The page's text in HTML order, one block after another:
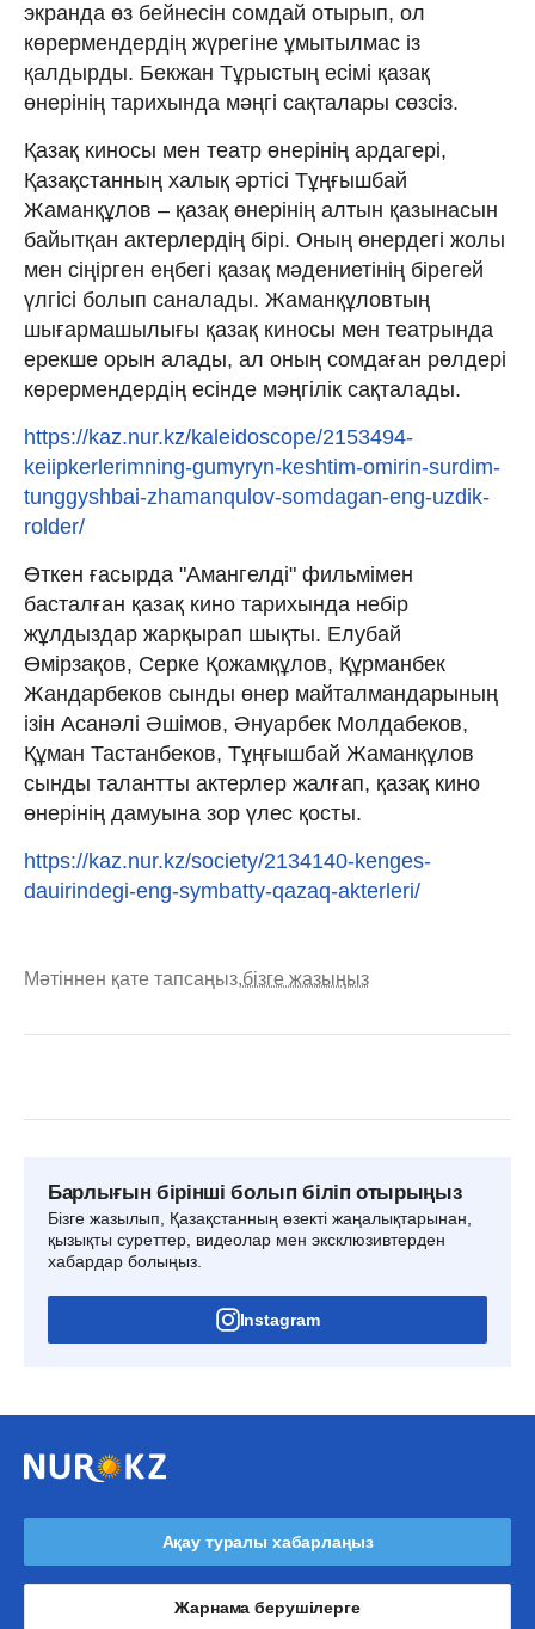
экранда өз бейнесін сомдай отырып, ол
көрермендердің жүрегіне ұмытылмас із
қалдырды. Бекжан Тұрыстың есімі қазақ
өнерінің тарихында мәңгі сақталары сөзсіз.
Қазақ киносы мен театр өнерінің ардагері,
Қазақстанның халық әртісі Тұңғышбай
Жаманқұлов – қазақ өнерінің алтын қазынасын
байытқан актерлердің бірі. Оның өнердегі жолы
мен сіңірген еңбегі қазақ мәдениетінің бірегей
үлгісі болып саналады. Жаманқұловтың
шығармашылығы қазақ киносы мен театрында
ерекше орын алады, ал оның сомдаған рөлдері
көрермендердің есінде мәңгілік сақталады.
https://kaz.nur.kz/kaleidoscope/2153494-
keiipkerlerimning-gumyryn-keshtim-omirin-surdim-
tunggyshbai-zhamanqulov-somdagan-eng-uzdik-
rolder/
Өткен ғасырда "Амангелді" фильмімен
басталған қазақ кино тарихында небір
жұлдыздар жарқырап шықты. Елубай
Өмірзақов, Серке Қожамқұлов, Құрманбек
Жандарбеков сынды өнер майталмандарының
ізін Асанәлі Әшімов, Әнуарбек Молдабеков,
Құман Тастанбеков, Тұңғышбай Жаманқұлов
сынды талантты актерлер жалғап, қазақ кино
өнерінің дамуына зор үлес қосты.
https://kaz.nur.kz/society/2134140-kenges-
dauirindegi-eng-symbatty-qazaq-akterleri/
Мәтіннен қате тапсаңыз,бізге жазыңыз
Барлығын бірінші болып біліп отырыңыз
Бізге жазылып, Қазақстанның өзекті жаңалықтарынан,
қызықты суреттер, видеолар мен эксклюзивтерден
хабардар болыңыз.
Instagram
Ақау туралы хабарлаңыз
Жарнама берушілерге